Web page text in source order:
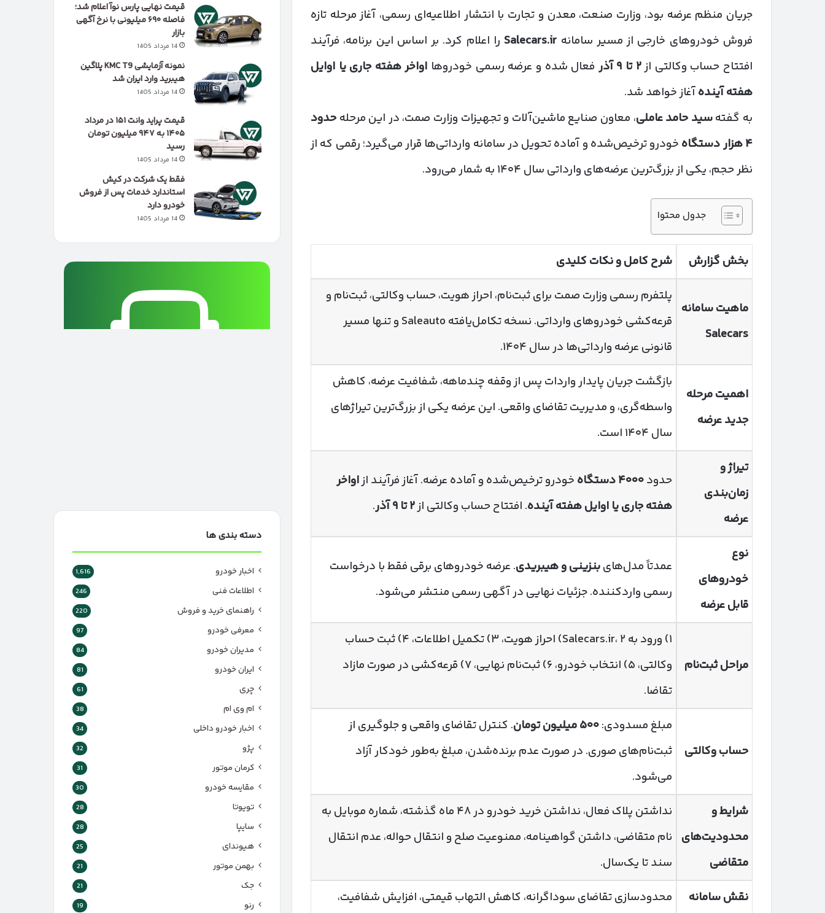
جریان منظم عرضه بود، وزارت صنعت، معدن و تجارت با انتشار اطلاعیه‌ای رسمی، آغاز مرحله تازه
فروش خودروهای خارجی از مسیر سامانه Salecars.ir را اعلام کرد. بر اساس این برنامه، فرآیند
افتتاح حساب وکالتی از۲ تا ۹آذر فعال شده و عرضه رسمی خودروها اواخر هفته جاری یا اوایل
هفته آیندهآغاز خواهد شد.
به گفتهسید حامد عاملی، معاون صنایع ماشین‌آلات و تجهیزات وزارت صمت، در این مرحله حدود
۴هزار دستگاه خودرو ترخیص‌شده و آماده تحویل در سامانه وارداتی‌ها قرار می‌گیرد؛ رقمی که از
نظر حجم، یکی از بزرگ‌ترین عرضه‌های وارداتی سال ۱۴۰۴ به شمار می‌رود.
جدول محتوا
بخش گزارش شرح کامل و نکات کلیدی
ماهیت سامانه
Salecars
پلتفرم رسمی وزارت صمت برای ثبت‌نام، احراز هویت، حساب وکالتی، ثبت‌نام و
قرعه‌کشی خودروهای وارداتی. نسخه تکامل‌یافته Saleauto و تنها مسیر
قانونی عرضه وارداتی‌ها در سال ۱۴۰۴.
اهمیت مرحله
جدید عرضه
بازگشت جریان پایدار واردات پس از وقفه چندماهه، شفافیت عرضه، کاهش
واسطه‌گری، و مدیریت تقاضای واقعی. این عرضه یکی از بزرگ‌ترین تیراژهای
سال ۱۴۰۴ است.
تیراژ و
زمان‌بندی
عرضه
حدود۴۰۰۰دستگاه خودرو ترخیص‌شده و آماده عرضه. آغاز فرآیند ازاواخر
هفته جاری یا اوایل هفته آینده. افتتاح حساب وکالتی از۲تا۹آذر.
نوع
خودروهای
قابل عرضه
عمدتاً مدل‌هایبنزینی و هیبریدی. عرضه خودروهای برقی فقط با درخواست
رسمی واردکننده. جزئیات نهایی در آگهی رسمی منتشر می‌شود.
مراحل ثبت‌نام
۱) ورود به Salecars.ir،
۲) احراز هویت، ۳) تکمیل اطلاعات، ۴) ثبت حساب
وکالتی، ۵) انتخاب خودرو، ۶) ثبت‌نام نهایی، ۷) قرعه‌کشی در صورت مازاد
تقاضا.
حساب وکالتی
مبلغ مسدودی:۵۰۰میلیون تومان. کنترل تقاضای واقعی و جلوگیری از
ثبت‌نام‌های صوری. در صورت عدم برنده‌شدن، مبلغ به‌طور خودکار آزاد
می‌شود.
شرایط و
محدودیت‌های
متقاضی
نداشتن پلاک فعال، نداشتن خرید خودرو در ۴۸ ماه گذشته، شماره موبایل به
نام متقاضی، داشتن گواهینامه، ممنوعیت صلح و انتقال حواله، عدم انتقال
سند تا یک‌سال.
نقش سامانه
محدودسازی تقاضای سوداگرانه، کاهش التهاب قیمتی، افزایش شفافیت،
قیمت نهایی پارس نوآ اعلام شد؛
فاصله ۶۹۰ میلیونی با نرخ آگهی
بازار
14 مرداد 1405
نمونه آزمایشی KMC T9 پلاگین
هیبرید وارد ایران شد
14 مرداد 1405
قیمت پراید وانت ۱۵۱ در مرداد
۱۴۰۵ به ۹۴۷ میلیون تومان
رسید
14 مرداد 1405
فقط یک شرکت در کیش
استاندارد خدمات پس از فروش
خودرو دارد
14 مرداد 1405
دسته بندی ها
اخبار خودرو 1,616
اطلاعات فنی 246
راهنمای خرید و فروش 220
معرفی خودرو 97
مدیران خودرو 84
ایران خودرو 81
چری 61
ام وی ام 38
اخبار خودرو داخلی 34
پژو 32
کرمان موتور 31
مقایسه خودرو 30
تویوتا 28
سایپا 28
هیوندای 25
بهمن موتور 21
جک 21
رنو 19